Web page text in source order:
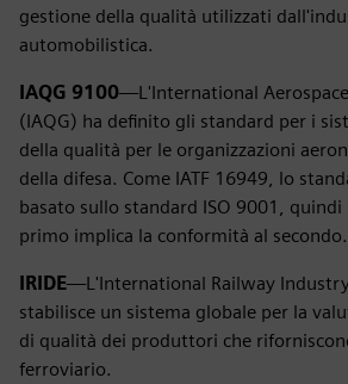
gestione della qualità utilizzati
automobilistica.
IAQG 9100—L'International
(IAQG) ha definito gli standard per i
della qualità per le organizzazioni
della difesa. Come IATF 16949, lo
basato sullo standard ISO 9001,
primo implica la conformità al secondo.
IRIDE—L'International Railway Industry
stabilisce un sistema globale per la
di qualità dei produttori che
ferroviario.